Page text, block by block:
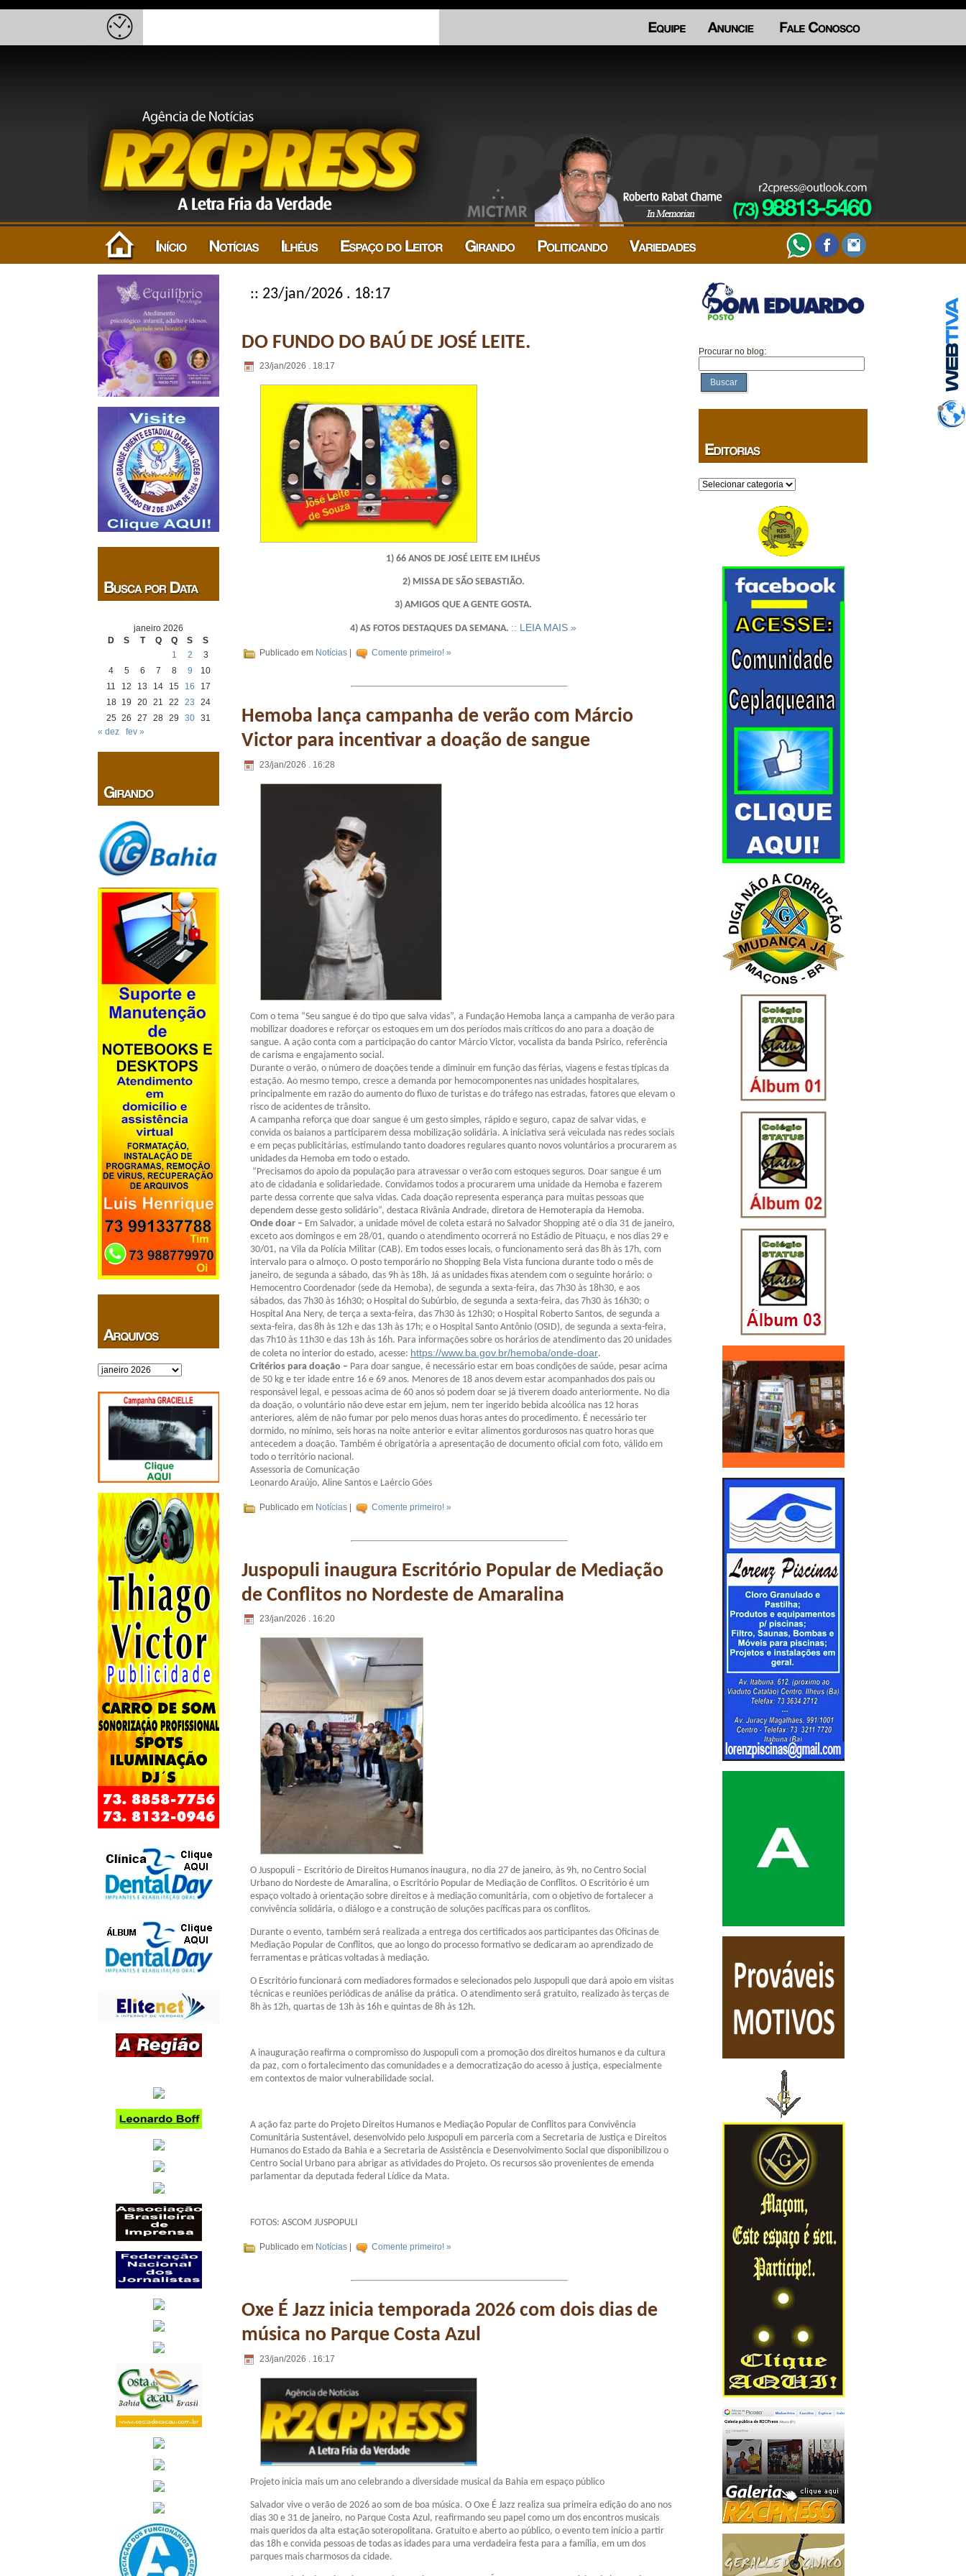
janeiro 2026
D
S T Q Q S
S
1
2
3
4
5 6 7 8 9
10
11
12 13 14 15 16
17
18
19 20 21 22 23
24
25 26 27 28 29 30 31
« dez
fev »
Arquivos
:: 23/jan/2026 . 18:17
DO FUNDO DO BAÚ DE JOSÉ LEITE.
23/jan/2026 . 18:17
1) 66 ANOS DE JOSÉ LEITE EM ILHÉUS
2) MISSA DE SÃO SEBASTIÃO.
3) AMIGOS QUE A GENTE GOSTA.
4) AS FOTOS DESTAQUES DA SEMANA. :: LEIA MAIS »
Publicado em Notícias Comente primeiro! »
Hemoba lança campanha de verão com Márcio
Victor para incentivar a doação de sangue
23/jan/2026 . 16:28
Com o tema “Seu sangue é do tipo que salva vidas”, a Fundação Hemoba lança a campanha de verão para
mobilizar doadores e reforçar os estoques em um dos períodos mais críticos do ano para a doação de
sangue. A ação conta com a participação do cantor Márcio Victor, vocalista da banda Psirico, referência
de carisma e engajamento social.
Durante o verão, o número de doações tende a diminuir em função das férias, viagens e festas típicas da
estação. Ao mesmo tempo, cresce a demanda por hemocomponentes nas unidades hospitalares,
principalmente em razão do aumento do fluxo de turistas e do tráfego nas estradas, fatores que elevam o
risco de acidentes de trânsito.
A campanha reforça que doar sangue é um gesto simples, rápido e seguro, capaz de salvar vidas, e
convida os baianos a participarem dessa mobilização solidária. A iniciativa será veiculada nas redes sociais
e em peças publicitárias, estimulando tanto doadores regulares quanto novos voluntários a procurarem as
unidades da Hemoba em todo o estado.
“Precisamos do apoio da população para atravessar o verão com estoques seguros. Doar sangue é um
ato de cidadania e solidariedade. Convidamos todos a procurarem uma unidade da Hemoba e fazerem
parte dessa corrente que salva vidas. Cada doação representa esperança para muitas pessoas que
dependem desse gesto solidário”, destaca Rivânia Andrade, diretora de Hemoterapia da Hemoba.
Onde doar – Em Salvador, a unidade móvel de coleta estará no Salvador Shopping até o dia 31 de janeiro,
exceto aos domingos e em 28/01, quando o atendimento ocorrerá no Estádio de Pituaçu, e nos dias 29 e
30/01, na Vila da Polícia Militar (CAB). Em todos esses locais, o funcionamento será das 8h às 17h, com
intervalo para o almoço. O posto temporário no Shopping Bela Vista funciona durante todo o mês de
janeiro, de segunda a sábado, das 9h às 18h. Já as unidades fixas atendem com o seguinte horário: o
Hemocentro Coordenador (sede da Hemoba), de segunda a sexta-feira, das 7h30 às 18h30, e aos
sábados, das 7h30 às 16h30; o Hospital do Subúrbio, de segunda a sexta-feira, das 7h30 às 16h30; o
Hospital Ana Nery, de terça a sexta-feira, das 7h30 às 12h30; o Hospital Roberto Santos, de segunda a
sexta-feira, das 8h às 12h e das 13h às 17h; e o Hospital Santo Antônio (OSID), de segunda a sexta-feira,
das 7h10 às 11h30 e das 13h às 16h. Para informações sobre os horários de atendimento das 20 unidades
de coleta no interior do estado, acesse: https://www.ba.gov.br/hemoba/onde-doar.
Critérios para doação – Para doar sangue, é necessário estar em boas condições de saúde, pesar acima
de 50 kg e ter idade entre 16 e 69 anos. Menores de 18 anos devem estar acompanhados dos pais ou
responsável legal, e pessoas acima de 60 anos só podem doar se já tiverem doado anteriormente. No dia
da doação, o voluntário não deve estar em jejum, nem ter ingerido bebida alcoólica nas 12 horas
anteriores, além de não fumar por pelo menos duas horas antes do procedimento. É necessário ter
dormido, no mínimo, seis horas na noite anterior e evitar alimentos gordurosos nas quatro horas que
antecedem a doação. Também é obrigatória a apresentação de documento oficial com foto, válido em
todo o território nacional.
Assessoria de Comunicação
Leonardo Araújo, Aline Santos e Laércio Góes
Publicado em Notícias | Comente primeiro! »
Juspopuli inaugura Escritório Popular de Mediação
de Conflitos no Nordeste de Amaralina
23/jan/2026 . 16:20
O Juspopuli – Escritório de Direitos Humanos inaugura, no dia 27 de janeiro, às 9h, no Centro Social
Urbano do Nordeste de Amaralina, o Escritório Popular de Mediação de Conflitos. O Escritório é um
espaço voltado à orientação sobre direitos e à mediação comunitária, com o objetivo de fortalecer a
convivência solidária, o diálogo e a construção de soluções pacíficas para os conflitos.
Durante o evento, também será realizada a entrega dos certificados aos participantes das Oficinas de
Mediação Popular de Conflitos, que ao longo do processo formativo se dedicaram ao aprendizado de
ferramentas e práticas voltadas à mediação.
O Escritório funcionará com mediadores formados e selecionados pelo Juspopuli que dará apoio em visitas
técnicas e reuniões periódicas de análise da prática. O atendimento será gratuito, realizado às terças de
8h às 12h, quartas de 13h às 16h e quintas de 8h às 12h.
A inauguração reafirma o compromisso do Juspopuli com a promoção dos direitos humanos e da cultura
da paz, com o fortalecimento das comunidades e a democratização do acesso à justiça, especialmente
em contextos de maior vulnerabilidade social.
A ação faz parte do Projeto Direitos Humanos e Mediação Popular de Conflitos para Convivência
Comunitária Sustentável, desenvolvido pelo Juspopuli em parceria com a Secretaria de Justiça e Direitos
Humanos do Estado da Bahia e a Secretaria de Assistência e Desenvolvimento Social que disponibilizou o
Centro Social Urbano para abrigar as atividades do Projeto. Os recursos são provenientes de emenda
parlamentar da deputada federal Lídice da Mata.
FOTOS: ASCOM JUSPOPULI
Publicado em Notícias Comente primeiro! »
Oxe É Jazz inicia temporada 2026 com dois dias de
música no Parque Costa Azul
23/jan/2026 . 16:17
Projeto inicia mais um ano celebrando a diversidade musical da Bahia em espaço público
Salvador vive o verão de 2026 ao som de boa música. O Oxe É Jazz realiza sua primeira edição do ano nos
dias 30 e 31 de janeiro, no Parque Costa Azul, reafirmando seu papel como um dos encontros musicais
mais queridos da alta estação soteropolitana. Gratuito e aberto ao público, o evento tem início a partir
das 18h e convida pessoas de todas as idades para uma verdadeira festa para a família, em um dos
parques mais charmosos da cidade.
Procurar no blog:
Buscar
Categorias